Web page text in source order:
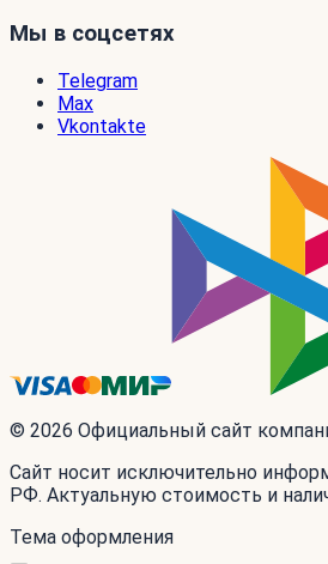
Мы в соцсетях
Telegram
Max
Vkontakte
© 2026 Официальный сайт
Сайт носит исключительно
РФ. Актуальную стоимость и
Тема оформления